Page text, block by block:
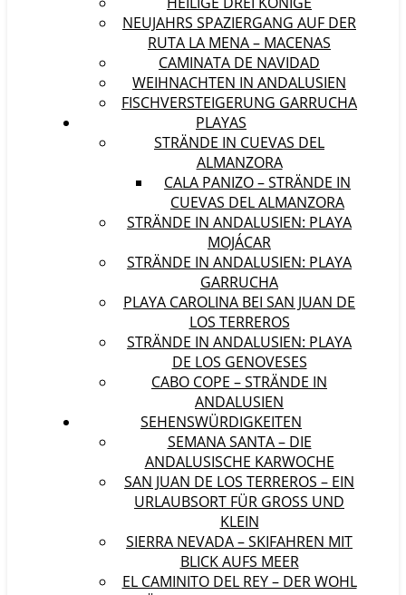
NEUJAHRS SPAZIERGANG AUF DER
RUTA LA MENA – MACENAS
CAMINATA DE NAVIDAD
WEIHNACHTEN IN ANDALUSIEN
FISCHVERSTEIGERUNG GARRUCHA
PLAYAS
STRÄNDE IN CUEVAS DEL
ALMANZORA
CALA PANIZO – STRÄNDE IN
CUEVAS DEL ALMANZORA
STRÄNDE IN ANDALUSIEN: PLAYA
MOJÁCAR
STRÄNDE IN ANDALUSIEN: PLAYA
GARRUCHA
PLAYA CAROLINA BEI SAN JUAN DE
LOS TERREROS
STRÄNDE IN ANDALUSIEN: PLAYA
DE LOS GENOVESES
CABO COPE – STRÄNDE IN
ANDALUSIEN
SEHENSWÜRDIGKEITEN
SEMANA SANTA – DIE
ANDALUSISCHE KARWOCHE
SAN JUAN DE LOS TERREROS – EIN
URLAUBSORT FÜR GROSS UND K
LEIN
SIERRA NEVADA – SKIFAHREN MIT
BLICK AUFS MEER
EL CAMINITO DEL REY – DER WOHL